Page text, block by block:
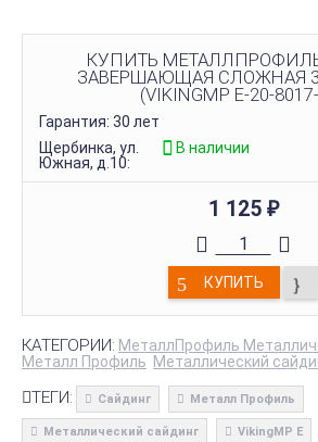
КУПИТЬ
ЗАВЕРШАЮЩАЯ СЛОЖНАЯ
(VIKINGMP E-20-
Гарантия: 30 лет
Щербинка, ул.
Южная, д.10:
В наличии
1 125 ₽
КУПИТЬ
КАТЕГОРИИ: МеталлПрофиль
Металл Профиль Металлический
ТЕГИ: Сайдинг Металл Профиль
Металлический сайдинг VikingMP E